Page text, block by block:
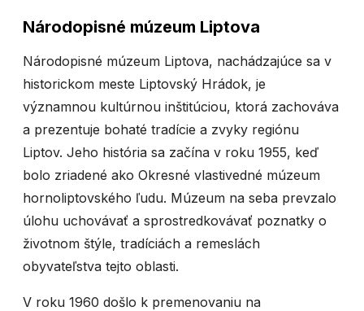
Národopisné múzeum Liptova
Národopisné múzeum Liptova, nachádzajúce sa v
historickom meste Liptovský Hrádok, je
významnou kultúrnou inštitúciou, ktorá zachováva
a prezentuje bohaté tradície a zvyky regiónu
Liptov. Jeho história sa začína v roku 1955, keď
bolo zriadené ako Okresné vlastivedné múzeum
hornoliptovského ľudu. Múzeum na seba prevzalo
úlohu uchovávať a sprostredkovávať poznatky o
životnom štýle, tradíciách a remeslách
obyvateľstva tejto oblasti.
V roku 1960 došlo k premenovaniu na